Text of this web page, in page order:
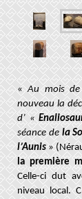
«Au mois
nouveau la
d’ «
séance dela
l’Aunis»
la première
Celle-ci dut
niveau local.